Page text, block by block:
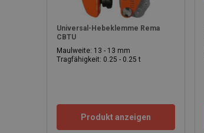
Universal-Hebeklemme Rema
CBTU
Maulweite: 13 - 13 mm
Tragfähigkeit: 0.25 - 0.25 t
Produkt anzeigen